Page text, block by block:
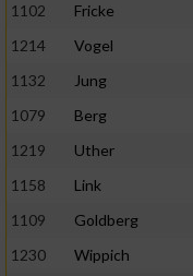
1102
Fricke
1214
Vogel
1132
Jung
1079
Berg
1219
Uther
1158
Link
1109
Goldberg
1230
Wippich